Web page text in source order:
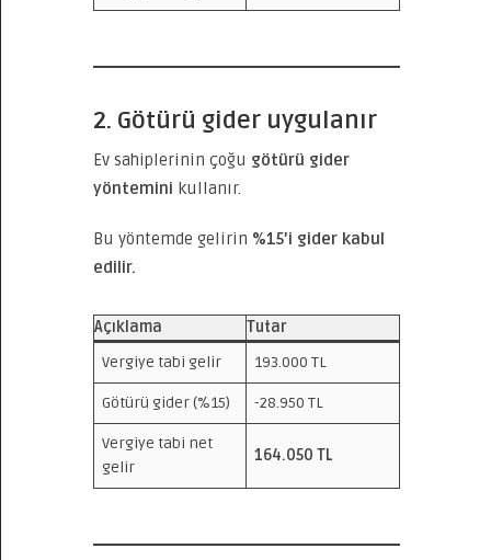
2. Götürü gider uygulanır
Ev sahiplerinin çoğu götürü gider
yöntemini kullanır.
Bu yöntemde gelirin %15’i gider kabul
edilir.
Açıklama
Tutar
Vergiye tabi gelir
193.000 TL
Götürü gider (%15) -28.950 TL
Vergiye tabi net
gelir
164.050 TL